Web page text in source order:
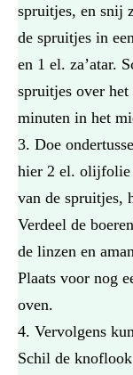
spruitjes, en snij
de spruitjes in
en 1 el. za’atar.
spruitjes over
minuten in het
Doe
hier 2 el. olijfolie
van de spruitjes,
Verdeel de
de linzen en
Plaats voor nog
oven.
Vervolgens
Schil de